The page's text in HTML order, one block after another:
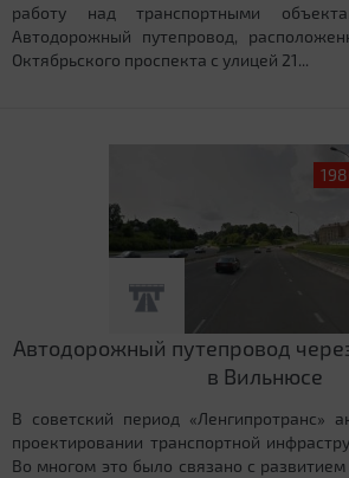
работу над транспортными
Автодорожный путепровод,
Октябрьского проспекта с улицей 21...
Автодорожный путепровод
в Вильнюсе
В советский период «Ленгипротранс»
проектировании транспортной
Во многом это было связано с